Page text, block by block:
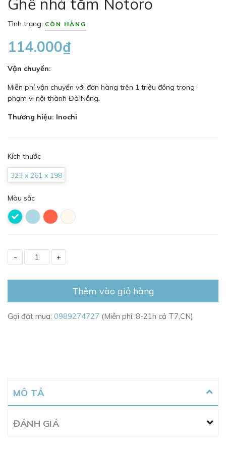
Ghế nhà tắm Notoro
Tình trạng: CÒN HÀNG
114.000₫
Vận chuyển:
Miễn phí vận chuyển với đơn hàng trên 1 triệu đồng trong
phạm vi nội thành Đà Nẵng.
Thương hiệu: Inochi
Kích thước
323 x 261 x 198
Màu sắc
- +
Thêm vào giỏ hàng
Gọi đặt mua: 0989274727 (Miễn phí, 8-21h cả T7,CN)
MÔ TẢ
ĐÁNH GIÁ